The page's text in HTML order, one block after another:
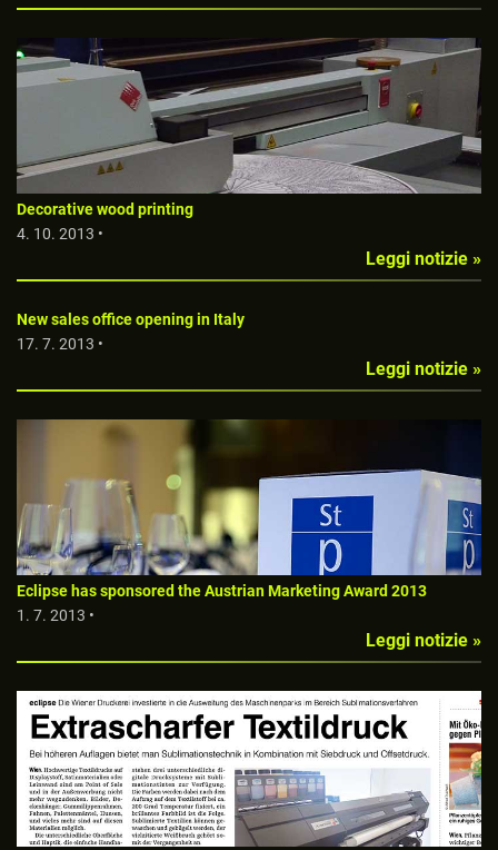
Decorative wood printing
4. 10. 2013 •
Leggi notizie »
New sales office opening in Italy
17. 7. 2013 •
Leggi notizie »
Eclipse has sponsored the Austrian Marketing Award 2013
1. 7. 2013 •
Leggi notizie »